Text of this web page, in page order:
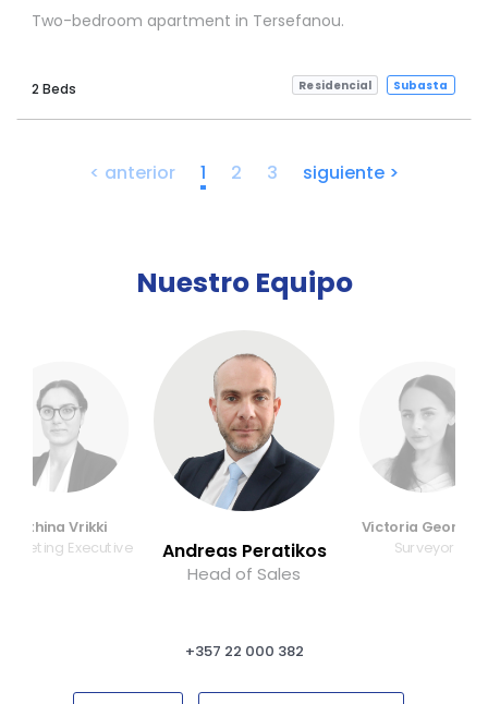
Two-bedroom apartment in Tersefanou.
2 Beds Residencial Subasta
< anterior 1 2 3 siguiente >
Nuestro Equipo
Athina Vrikki
Executive
Andreas Peratikos
Head of Sales
Victoria Georgiou
Surveyor
+357 22 000 382